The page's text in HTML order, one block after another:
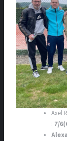
Axel
: 7/